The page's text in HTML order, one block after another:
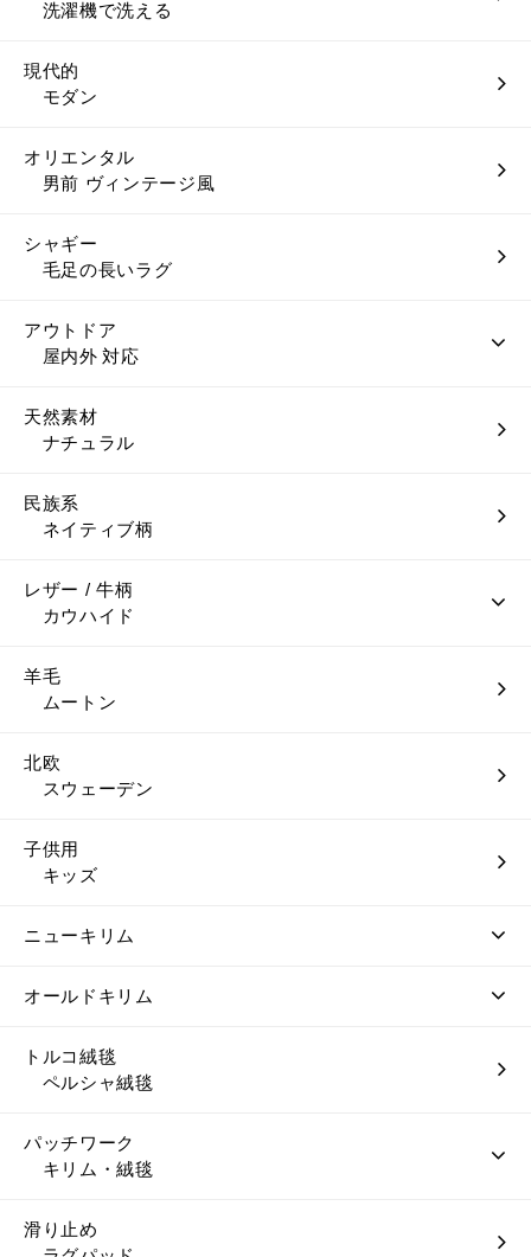
洗濯機で洗える
現代的
モダン
オリエンタル
男前 ヴィンテージ風
シャギー
毛足の長いラグ
アウトドア
屋内外 対応
天然素材
ナチュラル
民族系
ネイティブ柄
レザー / 牛柄
カウハイド
羊毛
ムートン
北欧
スウェーデン
子供用
キッズ
ニューキリム
オールドキリム
トルコ絨毯
ペルシャ絨毯
パッチワーク
キリム・絨毯
滑り止め